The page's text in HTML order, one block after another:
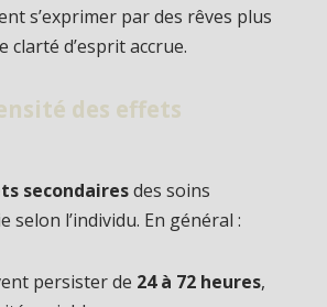
s’exprimer par des rêves plus
clarté d’esprit accrue.
des effets
secondairesdes soins
selon l’individu. En général :
persister de 24 à 72 heures,